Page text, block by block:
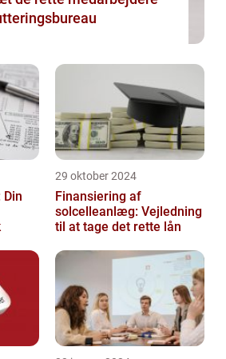
Din
29 oktober 2024
Finansiering af
solcelleanlæg: Vejledning
til at tage det rette lån